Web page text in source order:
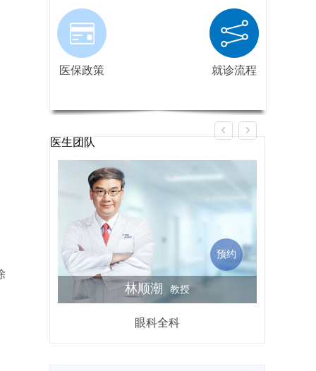
医保政策 就诊流程
医生团队
林顺潮 教授
预约
眼科全科